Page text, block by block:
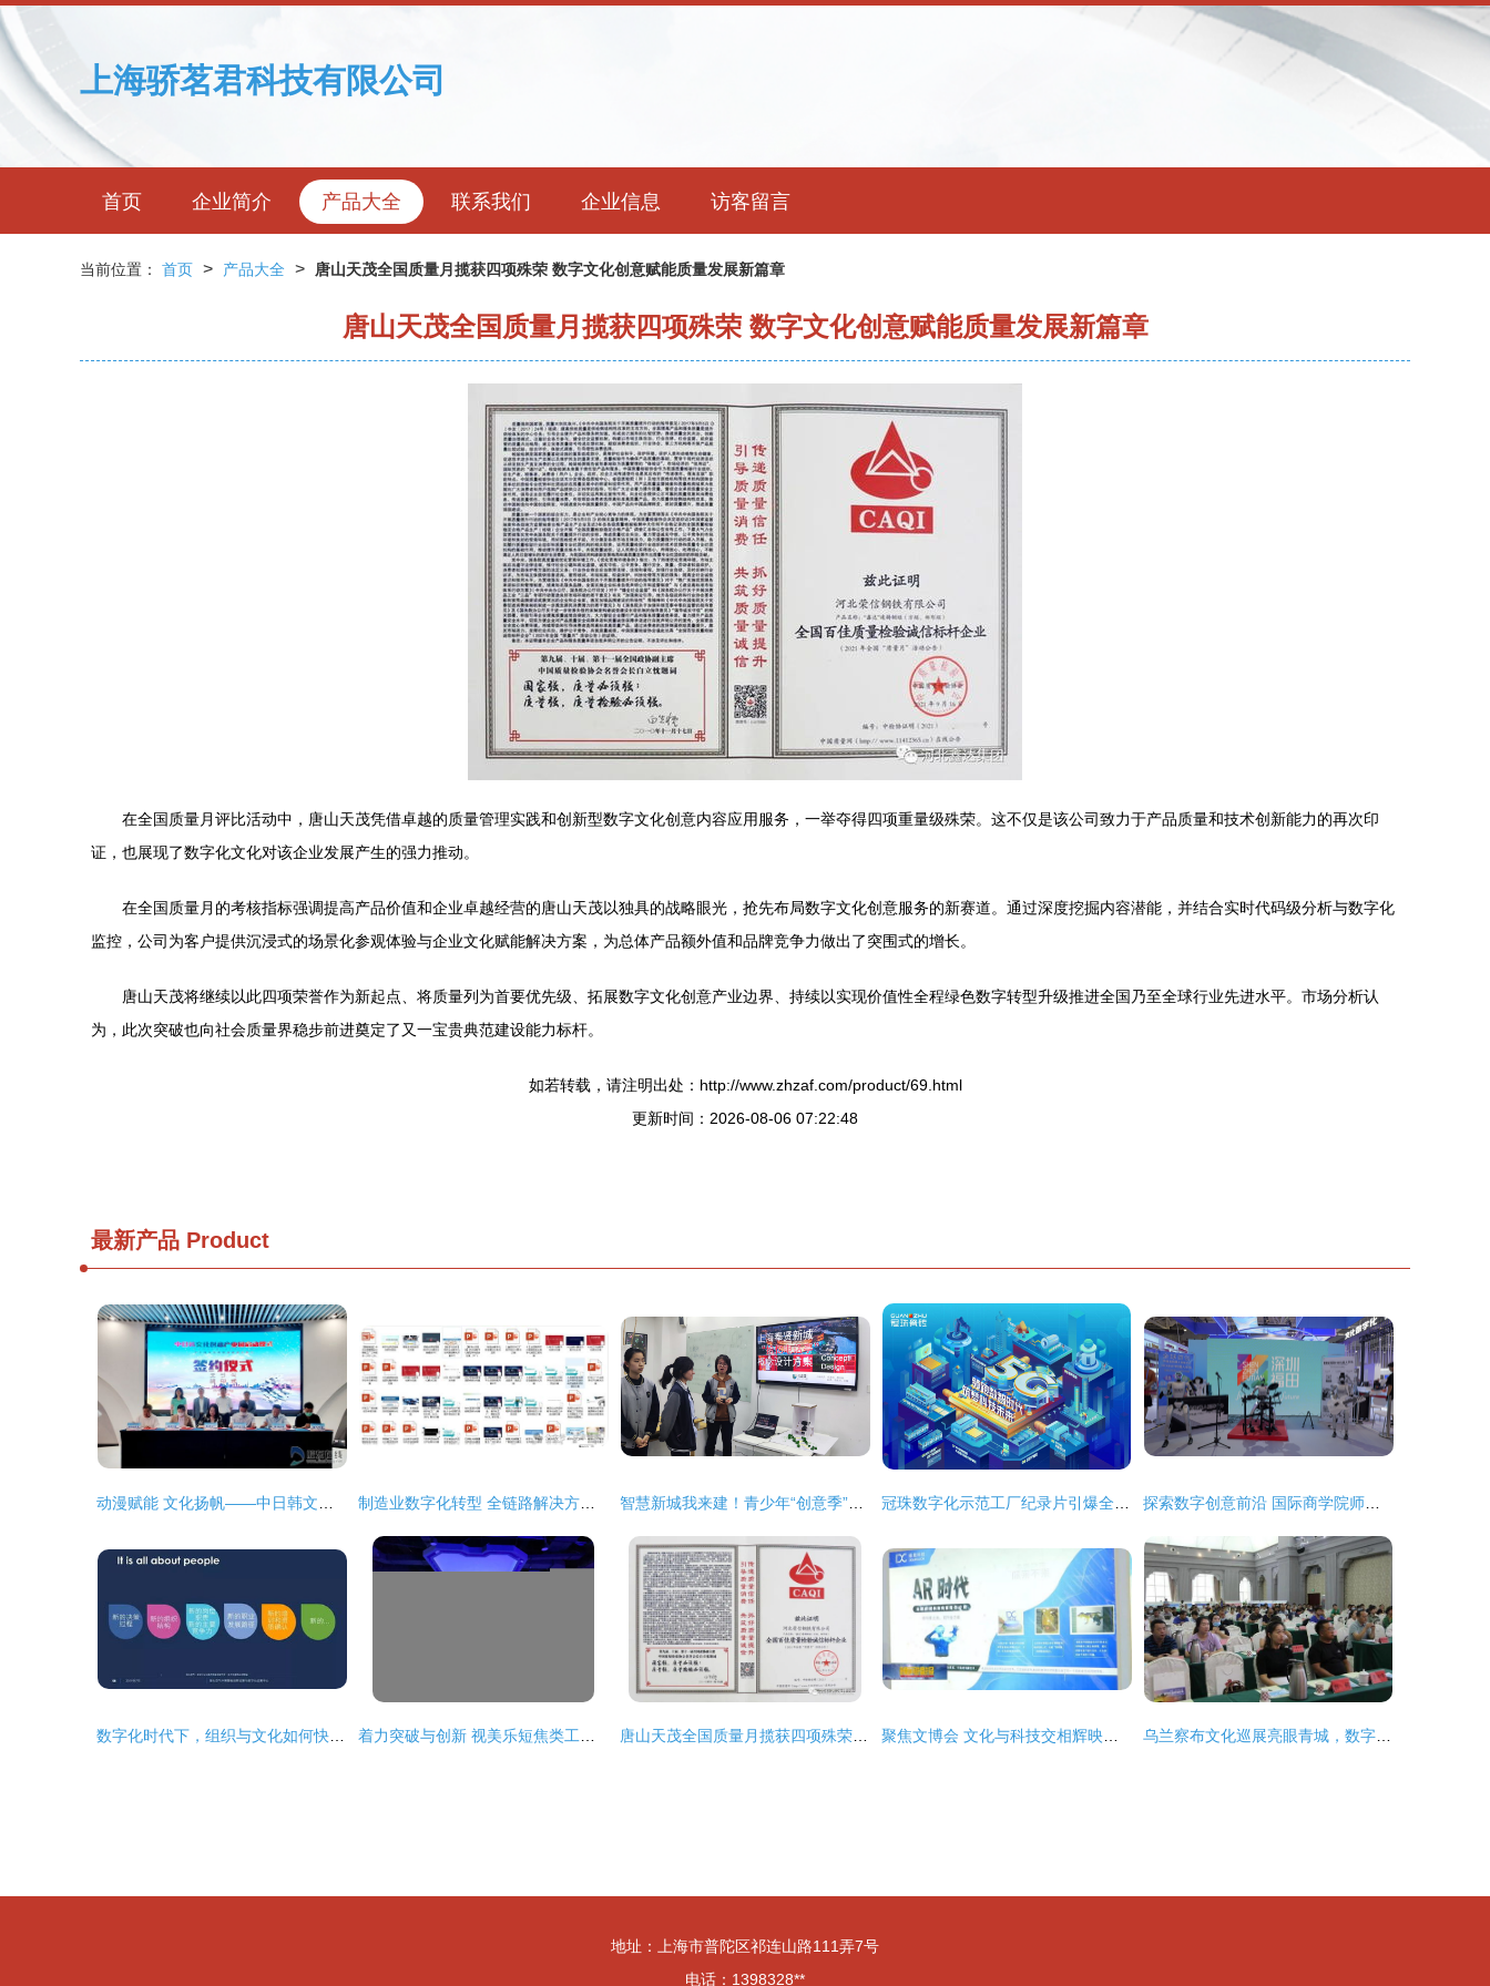
上海骄茗君科技有限公司
首页 企业简介 产品大全 联系我们 企业信息 访客留言
当前位置： 首页 > 产品大全 > 唐山天茂全国质量月揽获四项殊荣 数字文化创意赋能质量发展新篇章
唐山天茂全国质量月揽获四项殊荣 数字文化创意赋能质量发展新篇章
在全国质量月评比活动中，唐山天茂凭借卓越的质量管理实践和创新型数字文化创意内容应用服务，一举夺得四项重量级殊荣。这不仅是该公司致力于产品质量和技术创新能力的再次印
证，也展现了数字化文化对该企业发展产生的强力推动。
在全国质量月的考核指标强调提高产品价值和企业卓越经营的唐山天茂以独具的战略眼光，抢先布局数字文化创意服务的新赛道。通过深度挖掘内容潜能，并结合实时代码级分析与数字化
监控，公司为客户提供沉浸式的场景化参观体验与企业文化赋能解决方案，为总体产品额外值和品牌竞争力做出了突围式的增长。
唐山天茂将继续以此四项荣誉作为新起点、将质量列为首要优先级、拓展数字文化创意产业边界、持续以实现价值性全程绿色数字转型升级推进全国乃至全球行业先进水平。市场分析认
为，此次突破也向社会质量界稳步前进奠定了又一宝贵典范建设能力标杆。
如若转载，请注明出处：http://www.zhzaf.com/product/69.html
更新时间：2026-08-06 07:22:48
最新产品 Product
地址：上海市普陀区祁连山路111弄7号
电话：1398328**